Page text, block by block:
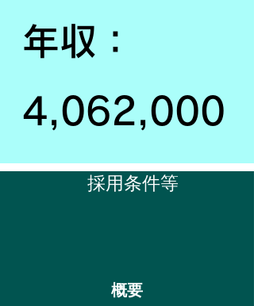
年収：
4,062,000
​採用条件等
概要